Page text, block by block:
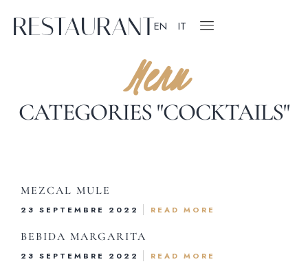
EN IT
Menu
CATEGORIES "COCKTAILS"
MEZCAL MULE
23 SEPTEMBRE 2022 READ MORE
BEBIDA MARGARITA
23 SEPTEMBRE 2022 READ MORE